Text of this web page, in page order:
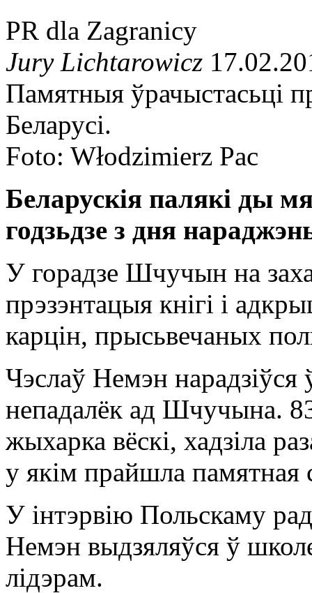
PR dla Zagranicy
Jury Lichtarowicz
Памятныя ўрачыстасьці
Беларусі.
Foto: Włodzimierz Pac
Беларускія палякі ды
годзьдзе з дня
У горадзе Шчучын на
прэзэнтацыя кнігі і
карцін, прысьвечаных
Чэслаў Немэн нарадзіўся
непадалёк ад Шчучына.
жыхарка вёскі, хадзіла
у якім прайшла памятная
У інтэрвію Польскаму
Немэн выдзяляўся ў
лідэрам.